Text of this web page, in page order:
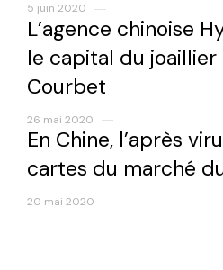
5 juin 2020
L’agence chinoise
le capital du joaillier
Courbet
26 mai 2020
En Chine, l’après
cartes du marché
20 mai 2020